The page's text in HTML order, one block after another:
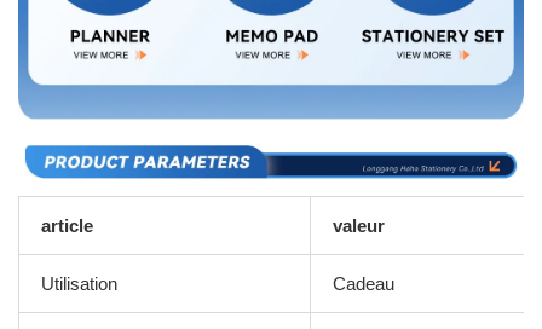
article valeur
Utilisation Cadeau